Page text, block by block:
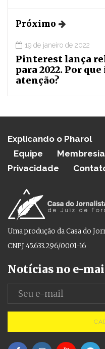
Próximo
19 de janeiro de 2022
Pinterest lança
para 2022. Por
atenção?
Explicando o Pharol
Equipe
Membresia
Privacidade
Uma produção da Casa do
CNPJ 45.633.296/0001-16
Notícias no e-